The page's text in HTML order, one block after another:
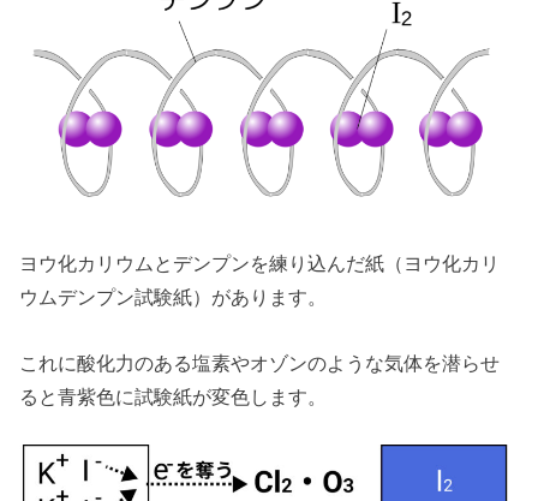
ヨウ化カリウムとデンプンを練り込んだ紙（ヨウ化カリ
ウムデンプン試験紙）があります。
これに酸化力のある塩素やオゾンのような気体を潜らせ
ると青紫色に試験紙が変色します。